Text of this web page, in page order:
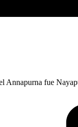
Annapurna fue